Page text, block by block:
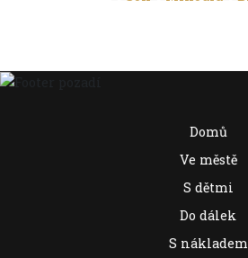
Domů
Ve městě
S dětmi
Do dálek
S nákladem